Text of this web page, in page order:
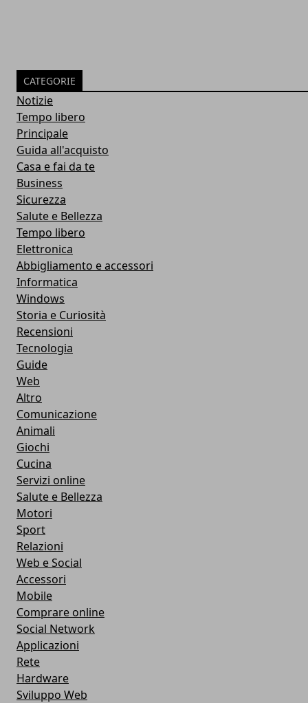
CATEGORIE
Notizie
Tempo libero
Principale
Guida all'acquisto
Casa e fai da te
Business
Sicurezza
Salute e Bellezza
Tempo libero
Elettronica
Abbigliamento e accessori
Informatica
Windows
Storia e Curiosità
Recensioni
Tecnologia
Guide
Web
Altro
Comunicazione
Animali
Giochi
Cucina
Servizi online
Salute e Bellezza
Motori
Sport
Relazioni
Web e Social
Accessori
Mobile
Comprare online
Social Network
Applicazioni
Rete
Hardware
Sviluppo Web